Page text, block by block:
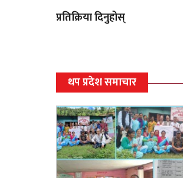
प्रतिक्रिया दिनुहोस्
थप प्रदेश समाचार